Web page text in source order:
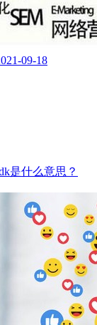
09-18
是什么意思？